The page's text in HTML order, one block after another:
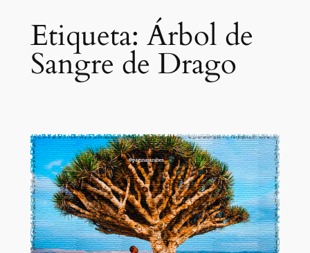
Etiqueta: Árbol de
Sangre de Drago